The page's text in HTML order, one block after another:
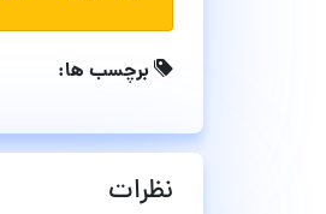
برچسب ها:
نظرات